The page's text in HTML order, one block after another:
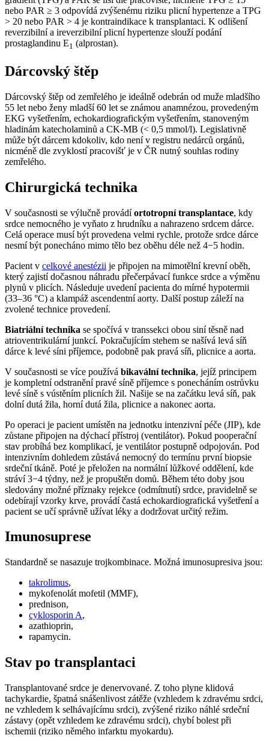
nebo PAR ≥ 3 odpovídá zvýšenému riziku plicní hypertenze a TPG
> 20 nebo PAR > 4 je kontraindikace k transplantaci. K odlišení
reverzibilní a ireverzibilní plicní hypertenze slouží podání
prostaglandinu E1 (alprostan).
Dárcovský štěp
Dárcovský štěp od zemřelého je ideálně odebrán od muže mladšího
55 let nebo ženy mladší 60 let se známou anamnézou, provedeným
EKG vyšetřením, echokardiografickým vyšetřením, stanoveným
hladinám katecholaminů a CK-MB (< 0,5 mmol/l). Legislativně
může být dárcem kdokoliv, kdo není v registru nedárců orgánů,
nicméně dle zvyklostí pracovišť je v ČR nutný souhlas rodiny
zemřelého.
Chirurgická technika
V současnosti se výlučně provádíortotropní transplantace, kdy
srdce nemocného je vyňato z hrudníku a nahrazeno srdcem dárce.
Celá operace musí být provedena velmi rychle, protože srdce dárce
nesmí být ponecháno mimo tělo bez oběhu déle než 4−5 hodin.
Pacient v celkové anestézii je připojen na mimotělní krevní oběh,
který zajistí dočasnou náhradu přečerpávací funkce srdce a výměnu
plynů v plicích. Následuje uvedení pacienta do mírné hypotermii
(33–36 °C) a klampáž ascendentní aorty. Další postup záleží na
zvolené technice provedení.
Biatriální technika se spočívá v transsekci obou siní těsně nad
atrioventrikulární junkcí. Pokračujícím stehem se našívá levá síň
dárce k levé síni příjemce, podobně pak pravá síň, plicnice a aorta.
V současnosti se více používá bikavální technika, jejíž principem
je kompletní odstranění pravé síně příjemce s ponecháním ostrůvku
levé síně s vústěním plicních žil. Našije se na začátku levá síň, pak
dolní dutá žila, horní dutá žila, plicnice a nakonec aorta.
Po operaci je pacient umístěn na jednotku intenzivní péče (JIP), kde
zůstane připojen na dýchací přístroj (ventilátor). Pokud pooperační
stav probíhá bez komplikací, je ventilátor postupně odpojován. Pod
intenzivním dohledem zůstává nemocný do termínu první biopsie
srdeční tkáně. Poté je přeložen na normální lůžkové oddělení, kde
stráví 3−4 týdny, než je propuštěn domů. Během této doby jsou
sledovány možné příznaky rejekce (odmítnutí) srdce, pravidelně se
odebírají vzorky krve, provádí častá echokardiografická vyšetření a
pacient se učí správně užívat léky a dodržovat určitý režim.
Imunosuprese
Standardně se nasazuje trojkombinace. Možná imunosupresiva jsou:
takrolimus,
mykofenolát mofetil (MMF),
prednison,
cyklosporin A,
azathioprin,
rapamycin.
Stav po transplantaci
Transplantované srdce je denervované. Z toho plyne klidová
tachykardie, špatná snášenlivost zátěže (vzhledem k zdravému srdci,
ne vzhledem k selhávajícímu srdci), zvýšené riziko náhlé srdeční
zástavy (opět vzhledem ke zdravému srdci), chybí bolest při
ischemii (riziko němého infarktu myokardu).